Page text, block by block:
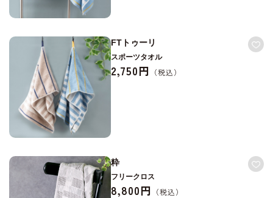
FTトゥーリ
スポーツタオル
2,750円
粋
フリークロス
8,800円